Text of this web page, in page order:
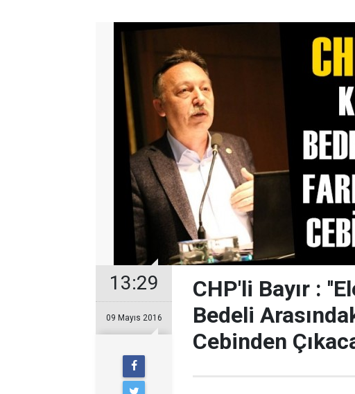
13:29
09 Mayıs 2016
CHP'li Bayır :
Bedeli
Cebinden